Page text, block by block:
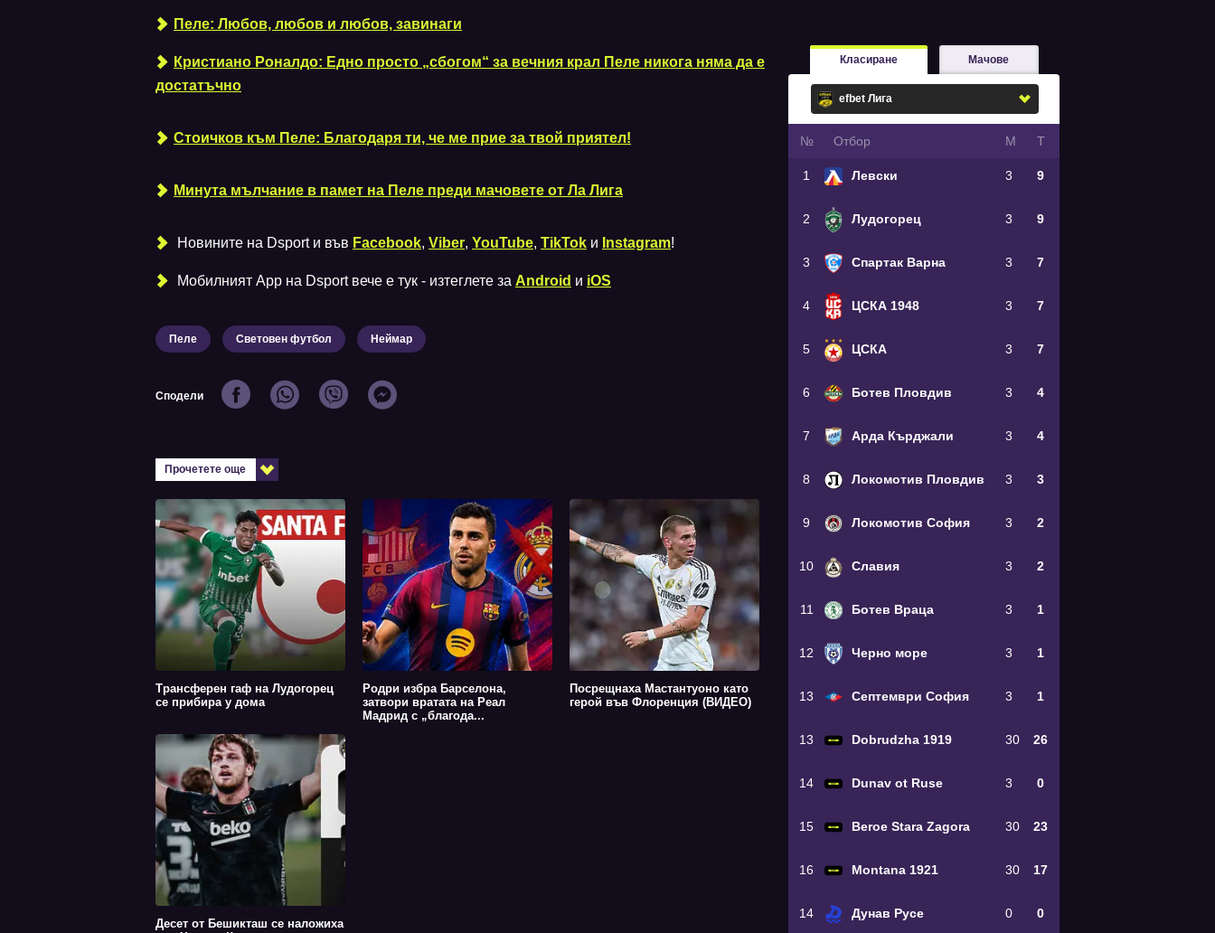
Пеле: Любов, любов и любов, завинаги
Кристиано Роналдо: Едно просто „сбогом“ за вечния крал Пеле никога няма да е
достатъчно
Стоичков към Пеле: Благодаря ти, че ме прие за твой приятел!
Минута мълчание в памет на Пеле преди мачовете от Ла Лига
Новините на Dsport и във Facebook, Viber, YouTube, TikTok и Instagram!
Мобилният Аpp на Dsport вече е тук - изтеглете за Android и iOS
Пеле Световен футбол Неймар
Сподели
Прочетете още
Трансферен гаф на Лудогорец
се прибира у дома
Родри избра Барселона,
затвори вратата на Реал
Мадрид с „благода...
Посрещнаха Мастантуоно като
герой във Флоренция (ВИДЕО)
Десет от Бешикташ се наложиха
Класиране Мачове
№ Oтбор М Т
1 Левски 3 9
2 Лудогорец 3 9
3 Спартак Варна 3 7
4 ЦСКА 1948 3 7
5 ЦСКА 3 7
6 Ботев Пловдив 3 4
7 Арда Кърджали 3 4
8 Локомотив Пловдив 3 3
9 Локомотив София 3 2
10 Славия 3 2
11 Ботев Враца 3 1
12 Черно море 3 1
13 Септември София 3 1
13 Dobrudzha 1919 30 26
14 Dunav ot Ruse 3 0
15 Beroe Stara Zagora 30 23
16 Montana 1921 30 17
14 Дунав Русе 0 0